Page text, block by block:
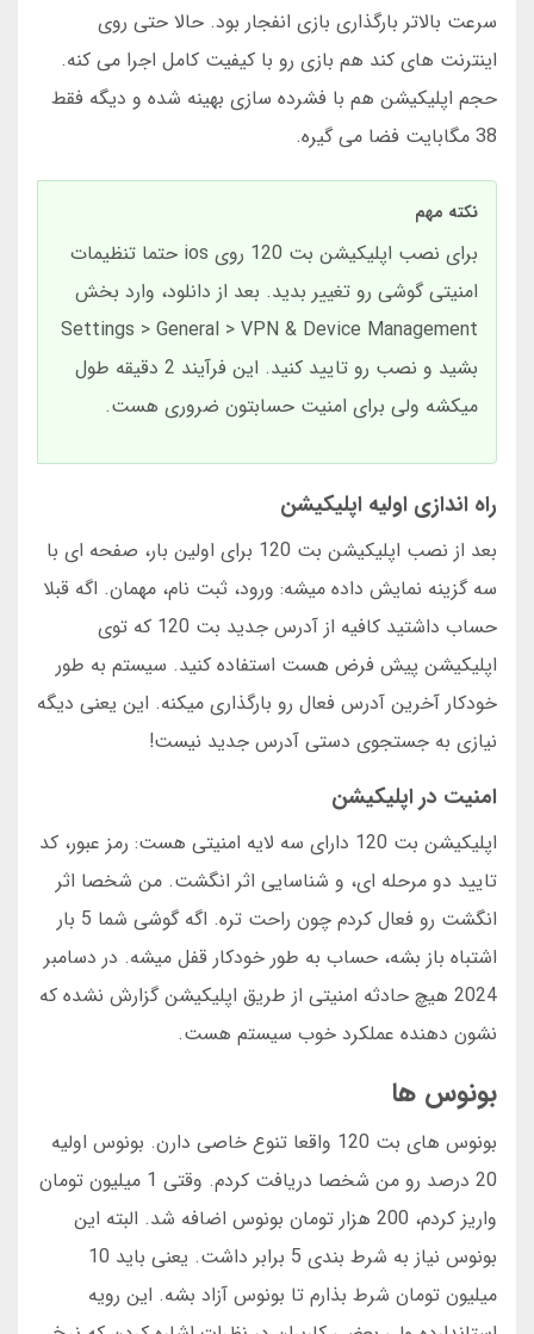
سرعت بالاتر بارگذاری بازی انفجار بود. حالا حتی روی
اینترنت های کند هم بازی رو با کیفیت کامل اجرا می کنه.
حجم اپلیکیشن هم با فشرده سازی بهینه شده و دیگه فقط
38 مگابایت فضا می گیره.
نکته مهم
برای نصب اپلیکیشن بت 120 روی ios حتما تنظیمات
امنیتی گوشی رو تغییر بدید. بعد از دانلود، وارد بخش
Settings > General > VPN & Device Management
بشید و نصب رو تایید کنید. این فرآیند 2 دقیقه طول
میکشه ولی برای امنیت حسابتون ضروری هست.
راه اندازی اولیه اپلیکیشن
بعد از نصب اپلیکیشن بت 120 برای اولین بار، صفحه ای با
سه گزینه نمایش داده میشه: ورود، ثبت نام، مهمان. اگه قبلا
حساب داشتید کافیه از آدرس جدید بت 120 که توی
اپلیکیشن پیش فرض هست استفاده کنید. سیستم به طور
خودکار آخرین آدرس فعال رو بارگذاری میکنه. این یعنی دیگه
نیازی به جستجوی دستی آدرس جدید نیست!
امنیت در اپلیکیشن
اپلیکیشن بت 120 دارای سه لایه امنیتی هست: رمز عبور، کد
تایید دو مرحله ای، و شناسایی اثر انگشت. من شخصا اثر
انگشت رو فعال کردم چون راحت تره. اگه گوشی شما 5 بار
اشتباه باز بشه، حساب به طور خودکار قفل میشه. در دسامبر
2024 هیچ حادثه امنیتی از طریق اپلیکیشن گزارش نشده که
نشون دهنده عملکرد خوب سیستم هست.
بونوس ها
بونوس های بت 120 واقعا تنوع خاصی دارن. بونوس اولیه
20 درصد رو من شخصا دریافت کردم. وقتی 1 میلیون تومان
واریز کردم، 200 هزار تومان بونوس اضافه شد. البته این
بونوس نیاز به شرط بندی 5 برابر داشت. یعنی باید 10
میلیون تومان شرط بذارم تا بونوس آزاد بشه. این رویه